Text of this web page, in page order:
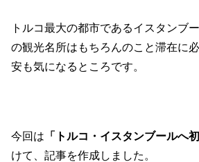
トルコ最大の都市であるイスタンブ
の観光名所はもちろんのこと滞在に
安も気になるところです。
今回は 「トルコ・イスタンブールへ
けて、記事を作成しました。